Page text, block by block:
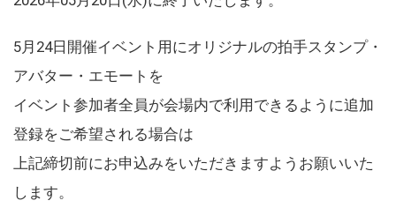
5月24日開催イベント用にオリジナルの拍手スタンプ・
アバター・エモートを
イベント参加者全員が会場内で利用できるように追加
登録をご希望される場合は
上記締切前にお申込みをいただきますようお願いいた
します。